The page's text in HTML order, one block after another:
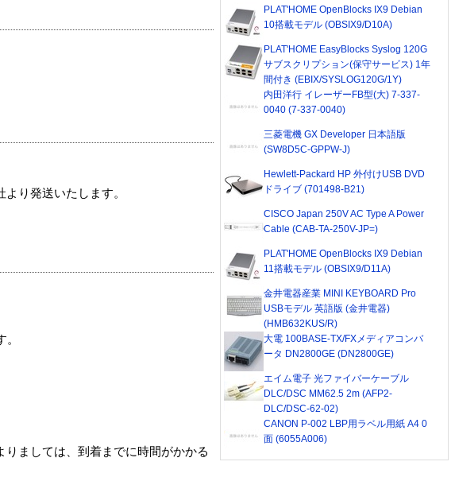
り発送いたします。
ましては、到着までに時間がかかる
PLAT'HOME OpenBlocks IX9 Debian
10搭載モデル (OBSIX9/D10A)
PLAT'HOME EasyBlocks Syslog 120G
サブスクリプション(保守サービス) 1年
間付き (EBIX/SYSLOG120G/1Y)
内田洋行 イレーザーFB型(大) 7-337-
0040 (7-337-0040)
三菱電機 GX Developer 日本語版
(SW8D5C-GPPW-J)
Hewlett-Packard HP 外付けUSB DVD
ドライブ (701498-B21)
CISCO Japan 250V AC Type A Power
Cable (CAB-TA-250V-JP=)
PLAT'HOME OpenBlocks IX9 Debian
11搭載モデル (OBSIX9/D11A)
金井電器産業 MINI KEYBOARD Pro
USBモデル 英語版 (金井電器)
(HMB632KUS/R)
大電 100BASE-TX/FXメディアコンバ
ータ DN2800GE (DN2800GE)
エイム電子 光ファイバーケーブル
DLC/DSC MM62.5 2m (AFP2-
DLC/DSC-62-02)
CANON P-002 LBP用ラベル用紙 A4 0
面 (6055A006)